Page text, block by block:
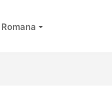
Romana